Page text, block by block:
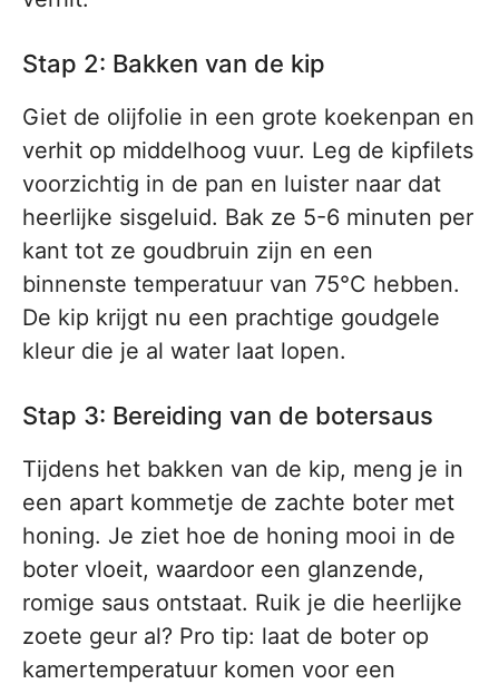
Stap 2: Bakken van de kip
Giet de olijfolie in een grote koekenpan en
verhit op middelhoog vuur. Leg de kipfilets
voorzichtig in de pan en luister naar dat
heerlijke sisgeluid. Bak ze 5-6 minuten per
kant tot ze goudbruin zijn en een
binnenste temperatuur van 75°C hebben.
De kip krijgt nu een prachtige goudgele
kleur die je al water laat lopen.
Stap 3: Bereiding van de botersaus
Tijdens het bakken van de kip, meng je in
een apart kommetje de zachte boter met
honing. Je ziet hoe de honing mooi in de
boter vloeit, waardoor een glanzende,
romige saus ontstaat. Ruik je die heerlijke
zoete geur al? Pro tip: laat de boter op
kamertemperatuur komen voor een